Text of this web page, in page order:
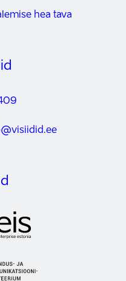
hea tava